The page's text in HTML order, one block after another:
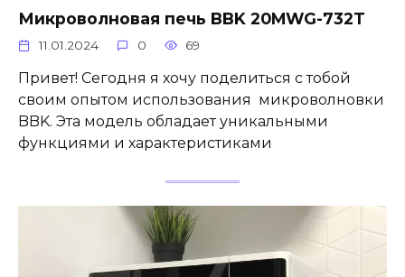
Микроволновая печь BBK 20MWG-732T
11.01.2024 0 69
Привет! Сегодня я хочу поделиться с тобой
своим опытом использования микроволновки
BBK. Эта модель обладает уникальными
функциями и характеристиками